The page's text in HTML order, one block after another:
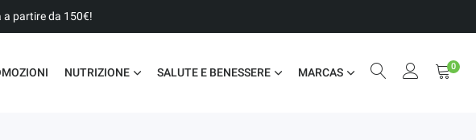
a partire da 150€!
NUTRIZIONE SALUTE E BENESSERE MARCAS 0